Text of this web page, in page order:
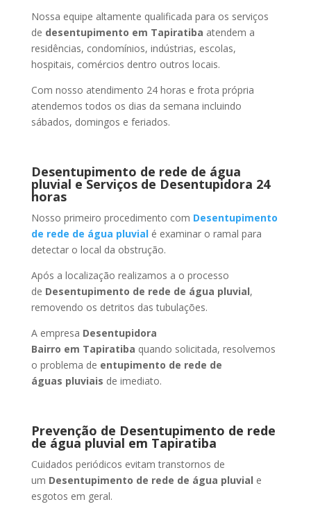
Nossa equipe altamente qualificada para os serviços
de desentupimento em Tapiratiba atendem a
residências, condomínios, indústrias, escolas,
hospitais, comércios dentro outros locais.
Com nosso atendimento 24 horas e frota própria
atendemos todos os dias da semana incluindo
sábados, domingos e feriados.
Desentupimento de rede de água
pluvial e Serviços de Desentupidora 24
horas
Nosso primeiro procedimento com Desentupimento
de rede de água pluvialé examinar o ramal para
detectar o local da obstrução.
Após a localização realizamos a o processo
de Desentupimento de rede de água pluvial,
removendo os detritos das tubulações.
A empresa Desentupidora
Bairro em Tapiratiba quando solicitada, resolvemos
o problema de entupimento de rede de
águas pluviais de imediato.
Prevenção de Desentupimento de rede
de água pluvial em Tapiratiba
Cuidados periódicos evitam transtornos de
um Desentupimento de rede de água pluvial e
esgotos em geral.